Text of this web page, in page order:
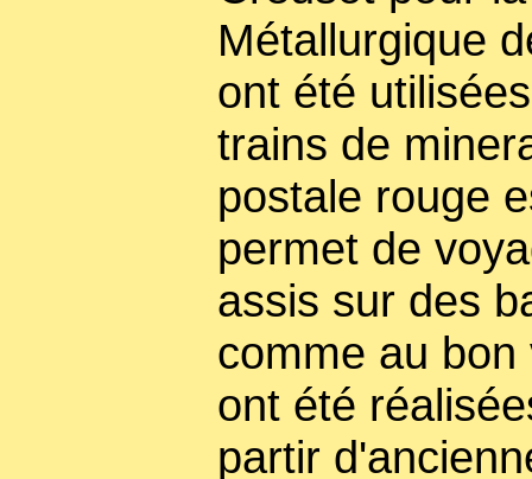
Métallurgique
ont été
trains de
postale rouge
permet de
assis sur des
comme au
ont été
partir